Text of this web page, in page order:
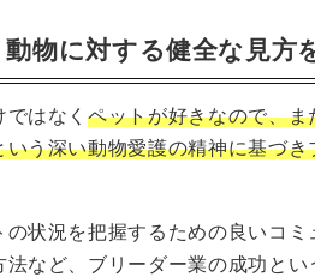
物に対する健全な見方
ではなくペットが好きなので、
う深い動物愛護の精神に基づ
状況を把握するための良いコ
など、ブリーダー業の成功とい